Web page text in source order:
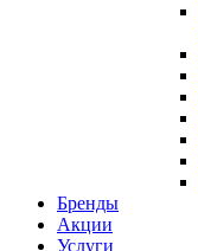
Бренды
Акции
Услуги